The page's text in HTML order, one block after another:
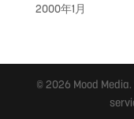
2000年1月
© 2026 Mood Media.